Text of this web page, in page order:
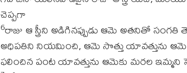
చెప్పగా
6రాజు ఆ స్త్రీని అడిగినప్పుడు ఆమె అతనితో
అధిపతిని నియమించి, ఆమె సొత్తు యావత్తును ఆమె
ఫలించిన పంట యావత్తును ఆమెకు మరల ఇమ్మని